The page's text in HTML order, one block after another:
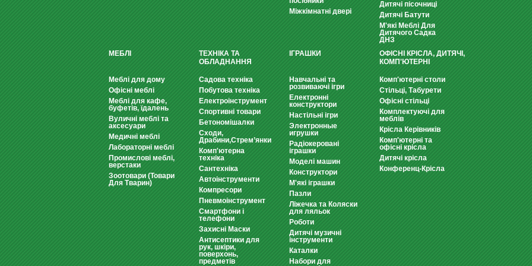
Міжкімнатні двері
Дитячі пісочниці
Дитячі Батути
М'які Меблі Для
Дитячого Садка
ДНЗ
МЕБЛІ
Меблі для дому
Офісні меблі
Меблі для кафе,
буфетів, їдалень
Вуличні меблі та
аксесуари
Медичні меблі
Лабораторні меблі
Промислові меблі,
верстаки
Зоотовари (Товари
Для Тварин)
ТЕХНІКА ТА
ОБЛАДНАННЯ
Садова техніка
Побутова техніка
Електроінструмент
Спортивні товари
Бетономішалки
Сходи,
Драбини,Стрем’янки
Комп'ютерна
техніка
Сантехніка
Автоінструменти
Компресори
Пневмоінструмент
Смартфони і
телефони
Захисні Маски
Антисептики для
рук, шкіри,
поверхонь,
предметів
ІГРАШКИ
Навчальні та
розвиваючі ігри
Електронні
конструктори
Настільні ігри
Электронные
игрушки
Радіокеровані
іграшки
Моделі машин
Конструктори
М'які іграшки
Пазли
Ліжечка та Коляски
для ляльок
Роботи
Дитячі музичні
інструменти
Каталки
Набори для
ОФІСНІ КРІСЛА, ДИТЯЧІ,
КОМП'ЮТЕРНІ
Комп'ютерні столи
Стільці, Табурети
Офісні стільці
Комплектуючі для
меблів
Крісла Керівників
Комп'ютерні та
офісні крісла
Дитячі крісла
Конференц-Крісла